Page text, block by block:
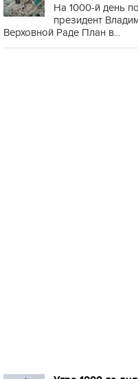
На 1000-й день
президент
Верховной Раде План в...